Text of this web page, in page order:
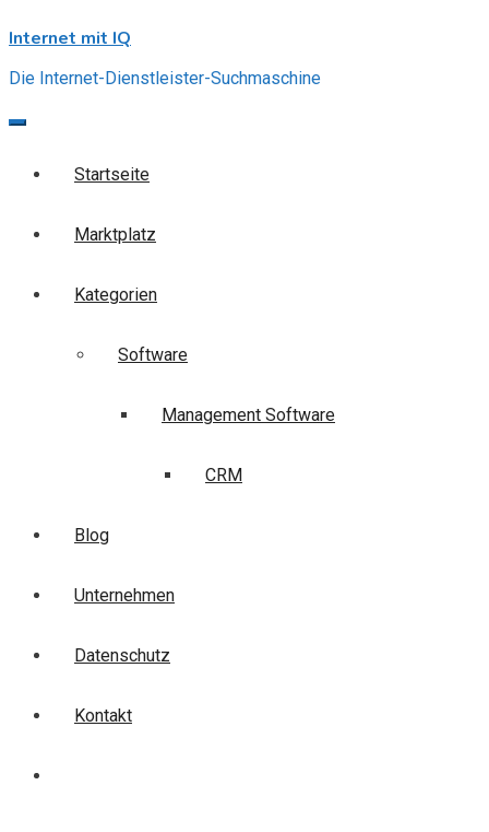
to
Internet mit IQ
Die Internet-Dienstleister-Suchmaschine
Startseite
Marktplatz
Kategorien
Software
Management Software
CRM
Blog
Unternehmen
Datenschutz
Kontakt